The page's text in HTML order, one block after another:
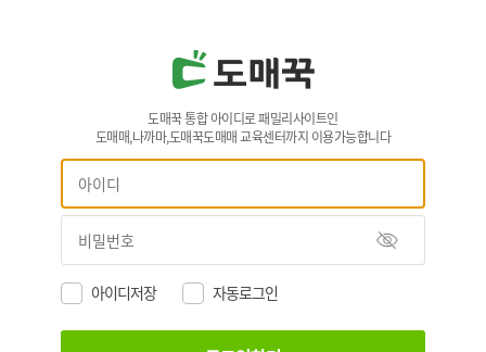
도매꾹 통합 아이디로 패밀리사이트인
도매매,나까마,도매꾹도매매 교육센터까지 이용가능합니다
아이디저장 자동로그인